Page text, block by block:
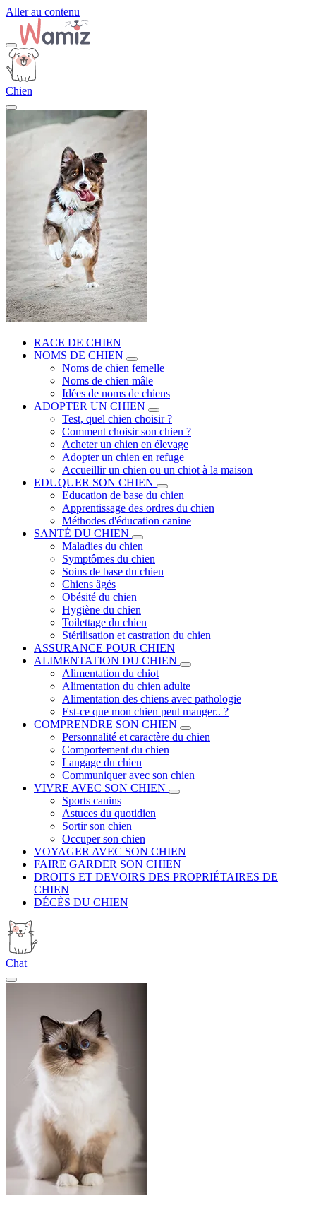
Aller au contenu
Chien
RACE DE CHIEN
NOMS DE CHIEN
Noms de chien femelle
Noms de chien mâle
Idées de noms de chiens
ADOPTER UN CHIEN
Test, quel chien choisir ?
Comment choisir son chien ?
Acheter un chien en élevage
Adopter un chien en refuge
Accueillir un chien ou un chiot à la maison
EDUQUER SON CHIEN
Education de base du chien
Apprentissage des ordres du chien
Méthodes d'éducation canine
SANTÉ DU CHIEN
Maladies du chien
Symptômes du chien
Soins de base du chien
Chiens âgés
Obésité du chien
Hygiène du chien
Toilettage du chien
Stérilisation et castration du chien
ASSURANCE POUR CHIEN
ALIMENTATION DU CHIEN
Alimentation du chiot
Alimentation du chien adulte
Alimentation des chiens avec pathologie
Est-ce que mon chien peut manger.. ?
COMPRENDRE SON CHIEN
Personnalité et caractère du chien
Comportement du chien
Langage du chien
Communiquer avec son chien
VIVRE AVEC SON CHIEN
Sports canins
Astuces du quotidien
Sortir son chien
Occuper son chien
VOYAGER AVEC SON CHIEN
FAIRE GARDER SON CHIEN
DROITS ET DEVOIRS DES PROPRIÉTAIRES DE
CHIEN
DÉCÈS DU CHIEN
Chat